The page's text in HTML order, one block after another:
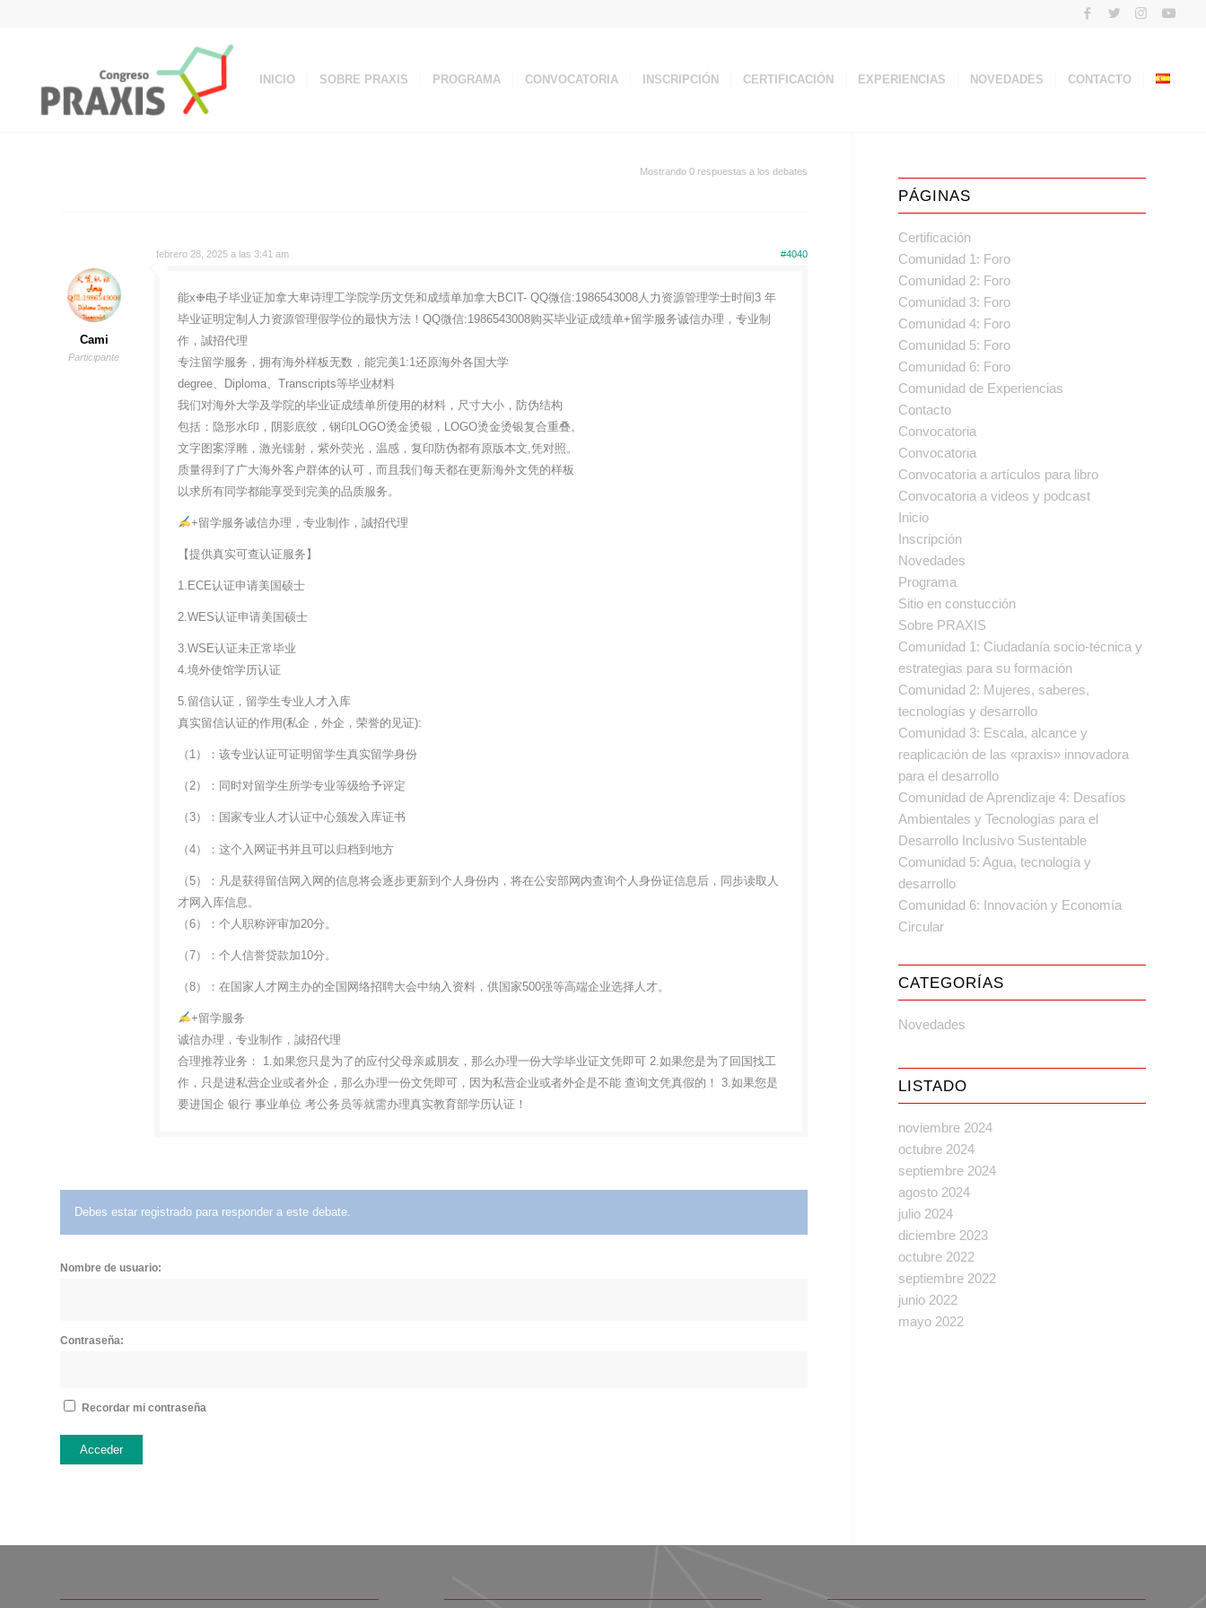
INICIO SOBRE PRAXIS PROGRAMA CONVOCATORIA INSCRIPCIÓN CERTIFICACIÓN EXPERIENCIAS NOVEDADES CONTACTO
Mostrando 0 respuestas a los debates
febrero 28, 2025 a las 3:41 am #4040
Cami
Participante
能x❉电子毕业证加拿大卑诗理工学院学历文凭和成绩单加拿大BCIT- QQ微信:1986543008人力资源管理学士时间3 年
毕业证明定制人力资源管理假学位的最快方法！QQ微信:1986543008购买毕业证成绩单+留学服务诚信办理，专业制
作，誠招代理
专注留学服务，拥有海外样板无数，能完美1:1还原海外各国大学
degree、Diploma、Transcripts等毕业材料
我们对海外大学及学院的毕业证成绩单所使用的材料，尺寸大小，防伪结构
包括：隐形水印，阴影底纹，钢印LOGO烫金烫银，LOGO烫金烫银复合重叠。
文字图案浮雕，激光镭射，紫外荧光，温感，复印防伪都有原版本文,凭对照。
质量得到了广大海外客户群体的认可，而且我们每天都在更新海外文凭的样板
以求所有同学都能享受到完美的品质服务。
+留学服务诚信办理，专业制作，誠招代理
【提供真实可查认证服务】
1.ECE认证申请美国硕士
2.WES认证申请美国硕士
3.WSE认证未正常毕业
4.境外使馆学历认证
5.留信认证，留学生专业人才入库
真实留信认证的作用(私企，外企，荣誉的见证):
（1）：该专业认证可证明留学生真实留学身份
（2）：同时对留学生所学专业等级给予评定
（3）：国家专业人才认证中心颁发入库证书
（4）：这个入网证书并且可以归档到地方
（5）：凡是获得留信网入网的信息将会逐步更新到个人身份内，将在公安部网内查询个人身份证信息后，同步读取人
才网入库信息。
（6）：个人职称评审加20分。
（7）：个人信誉贷款加10分。
（8）：在国家人才网主办的全国网络招聘大会中纳入资料，供国家500强等高端企业选择人才。
+留学服务
诚信办理，专业制作，誠招代理
合理推荐业务： 1.如果您只是为了的应付父母亲戚朋友，那么办理一份大学毕业证文凭即可 2.如果您是为了回国找工
作，只是进私营企业或者外企，那么办理一份文凭即可，因为私营企业或者外企是不能 查询文凭真假的！ 3.如果您是
要进国企 银行 事业单位 考公务员等就需办理真实教育部学历认证！
Debes estar registrado para responder a este debate.
Nombre de usuario:
Contraseña:
Recordar mi contraseña
Acceder
PÁGINAS
Certificación
Comunidad 1: Foro
Comunidad 2: Foro
Comunidad 3: Foro
Comunidad 4: Foro
Comunidad 5: Foro
Comunidad 6: Foro
Comunidad de Experiencias
Contacto
Convocatoria
Convocatoria
Convocatoria a artículos para libro
Convocatoria a videos y podcast
Inicio
Inscripción
Novedades
Programa
Sitio en constucción
Sobre PRAXIS
Comunidad 1: Ciudadanía socio-técnica y
estrategias para su formación
Comunidad 2: Mujeres, saberes,
tecnologías y desarrollo
Comunidad 3: Escala, alcance y
reaplicación de las «praxis» innovadora
para el desarrollo
Comunidad de Aprendizaje 4: Desafíos
Ambientales y Tecnologías para el
Desarrollo Inclusivo Sustentable
Comunidad 5: Agua, tecnología y
desarrollo
Comunidad 6: Innovación y Economía
Circular
CATEGORÍAS
Novedades
LISTADO
noviembre 2024
octubre 2024
septiembre 2024
agosto 2024
julio 2024
diciembre 2023
octubre 2022
septiembre 2022
junio 2022
mayo 2022